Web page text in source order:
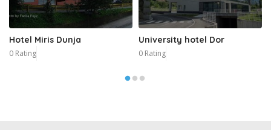
Hotel Miris Dunja
0 Rating
University hotel Dor
0 Rating